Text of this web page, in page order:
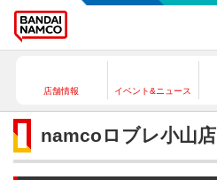
店舗情報 イベント&ニュース
namcoロブレ小山店